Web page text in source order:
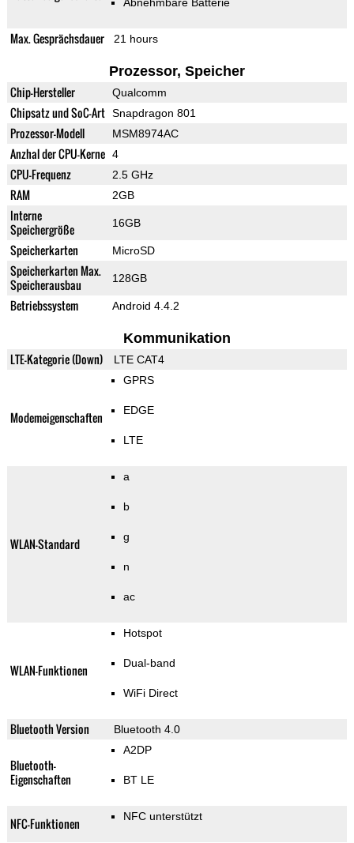
Max. Gesprächsdauer 21 hours
Prozessor, Speicher
Chip-Hersteller Qualcomm
Chipsatz und SoC-Art Snapdragon 801
Prozessor-Modell MSM8974AC
Anzhal der CPU-Kerne 4
CPU-Frequenz 2.5 GHz
RAM 2GB
Interne
Speichergröße
16GB
Speicherkarten MicroSD
Speicherkarten Max.
Speicherausbau
128GB
Betriebssystem Android 4.4.2
Kommunikation
LTE-Kategorie (Down) LTE CAT4
Modemeigenschaften
GPRS
EDGE
LTE
WLAN-Standard
a
b
g
n
ac
WLAN-Funktionen
Hotspot
Dual-band
WiFi Direct
Bluetooth Version Bluetooth 4.0
Bluetooth-
Eigenschaften
A2DP
BT LE
NFC-Funktionen NFC unterstützt